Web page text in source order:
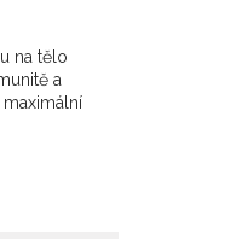
na tělo
a